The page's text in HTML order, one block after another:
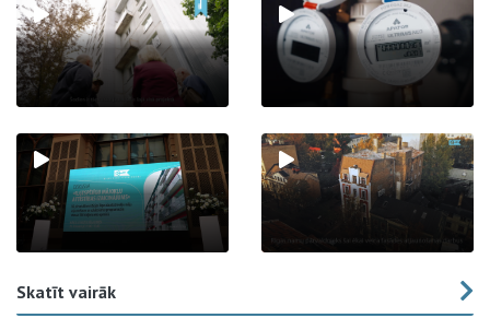
Skatīt vairāk